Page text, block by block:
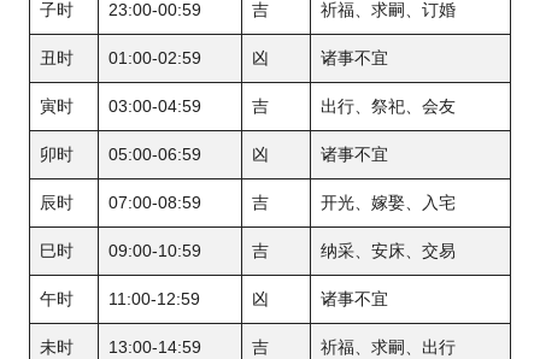
子时 23:00-00:59 吉 祈福、求嗣、订婚
丑时 01:00-02:59 凶 诸事不宜
寅时 03:00-04:59 吉 出行、祭祀、会友
卯时 05:00-06:59 凶 诸事不宜
辰时 07:00-08:59 吉 开光、嫁娶、入宅
巳时 09:00-10:59 吉 纳采、安床、交易
午时 11:00-12:59 凶 诸事不宜
未时 13:00-14:59 吉 祈福、求嗣、出行